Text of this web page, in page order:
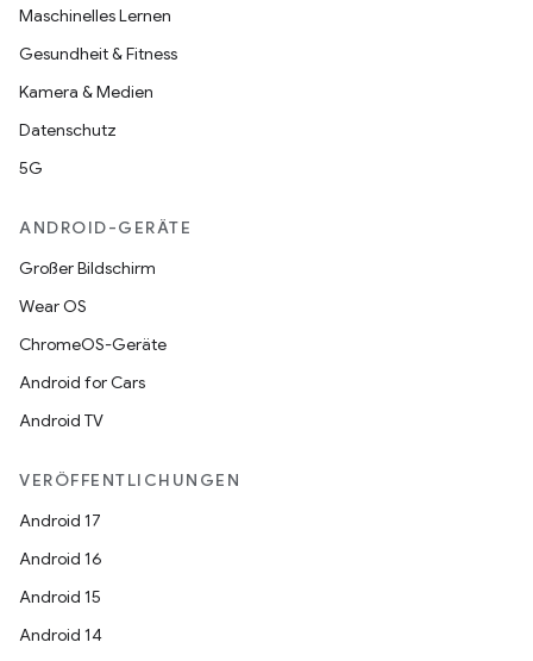
Maschinelles Lernen
Gesundheit & Fitness
Kamera & Medien
Datenschutz
5G
ANDROID-GERÄTE
Großer Bildschirm
Wear OS
ChromeOS-Geräte
Android for Cars
Android TV
VERÖFFENTLICHUNGEN
Android 17
Android 16
Android 15
Android 14